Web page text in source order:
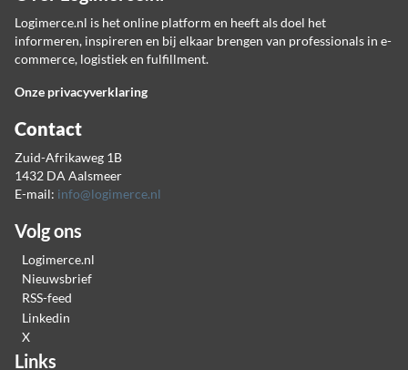
Logimerce.nl is het online platform en heeft als doel het
informeren, inspireren en bij elkaar brengen van professionals in e-
commerce, logistiek en fulfillment.
Onze privacyverklaring
Contact
Zuid-Afrikaweg 1B
1432 DA Aalsmeer
E-mail: info@logimerce.nl
Volg ons
Logimerce.nl
Nieuwsbrief
RSS-feed
Linkedin
X
Links